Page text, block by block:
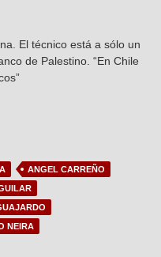
El técnico está a sólo un
de Palestino. “En Chile
ANGEL CARREÑO
NEIRA